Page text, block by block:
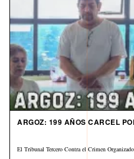
ARGOZ: 199 AÑOS CARCEL
El Tribunal Tercero Contra el Crimen